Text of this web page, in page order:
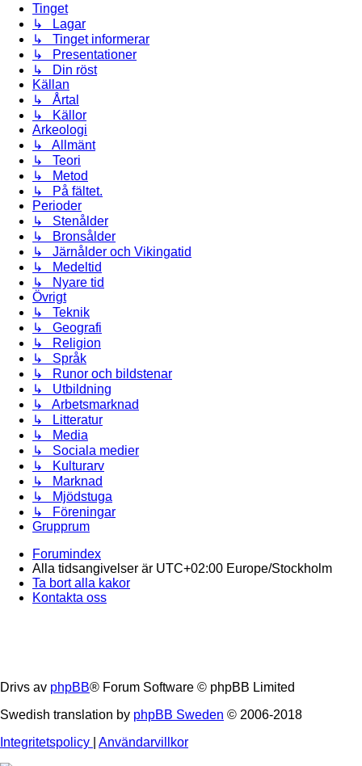
Tinget
↳ Lagar
↳ Tinget informerar
↳ Presentationer
↳ Din röst
Källan
↳ Årtal
↳ Källor
Arkeologi
↳ Allmänt
↳ Teori
↳ Metod
↳ På fältet.
Perioder
↳ Stenålder
↳ Bronsålder
↳ Järnålder och Vikingatid
↳ Medeltid
↳ Nyare tid
Övrigt
↳ Teknik
↳ Geografi
↳ Religion
↳ Språk
↳ Runor och bildstenar
↳ Utbildning
↳ Arbetsmarknad
↳ Litteratur
↳ Media
↳ Sociala medier
↳ Kulturarv
↳ Marknad
↳ Mjödstuga
↳ Föreningar
Grupprum
Forumindex
Alla tidsangivelser är UTC+02:00 Europe/Stockholm
Ta bort alla kakor
Kontakta oss
Drivs av phpBB® Forum Software © phpBB Limited
Swedish translation by phpBB Sweden © 2006-2018
Integritetspolicy
Användarvillkor